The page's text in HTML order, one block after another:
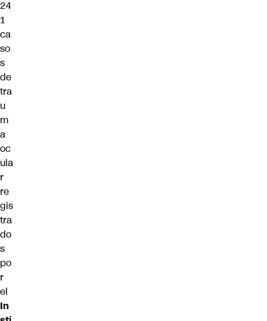
24
1
ca
so
s
de
tra
u
m
a
oc
ula
r
re
gis
tra
do
s
po
r
el
In